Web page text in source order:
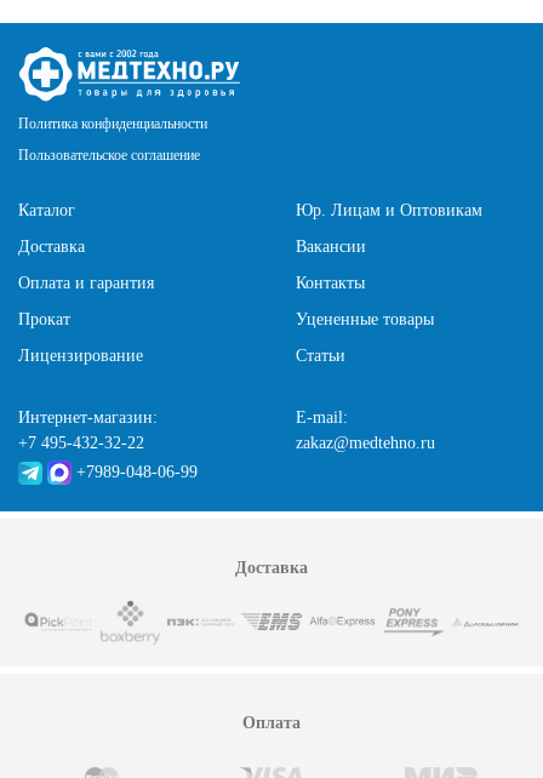
Политика конфиденциальности
Пользовательское соглашение
Каталог
Доставка
Оплата и гарантия
Прокат
Лицензирование
Юр. Лицам и Оптовикам
Вакансии
Контакты
Уцененные товары
Статьи
Интернет-магазин:
+7 495-432-32-22
+7989-048-06-99
E-mail:
zakaz@medtehno.ru
Доставка
Оплата